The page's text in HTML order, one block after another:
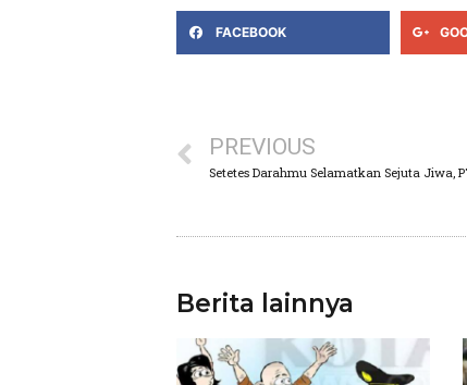
FACEBOOK
PREVIOUS
Berita lainnya